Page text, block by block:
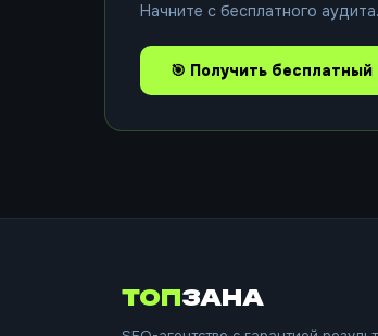
Начните с бесплатного
🎯 Получить бесплатный
ТОПЗАНА